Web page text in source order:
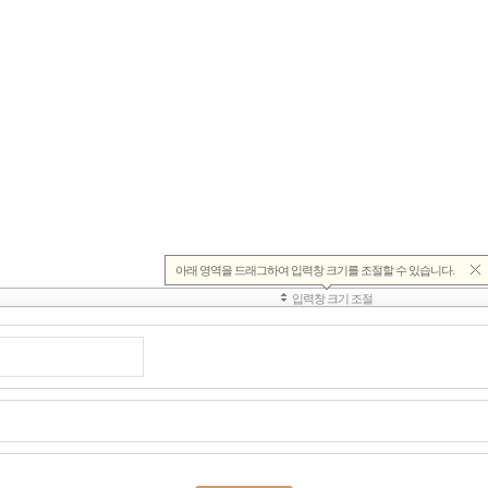
주의사항을 준수하여야 합니다.
각 호에 해당한다고 판단되는 경우에 사전통지 없이 삭제할 수 있습니다.
손상시키는 내용인 경우